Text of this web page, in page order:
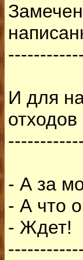
И для
- А за
- А что
- Ждет!